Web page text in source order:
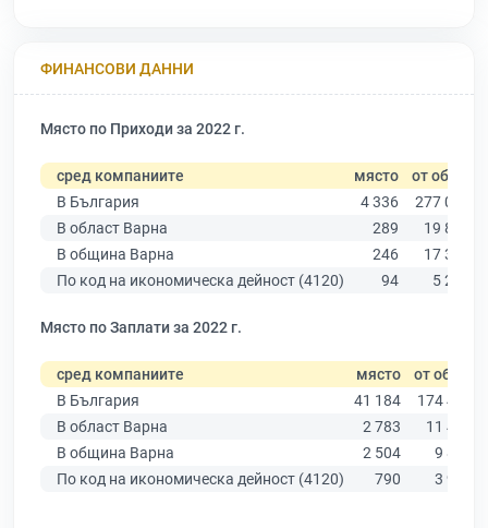
ФИНАНСОВИ ДАННИ
Място по Приходи за 2022 г.
сред компаниите място от общо
В България
4 336
277 019
В област Варна
289
19 882
В община Варна
246
17 349
По код на икономическа дейност (4120)
94 5 291
Място по Заплати за 2022 г.
сред компаниите място от общо
В България
41 184
174 403
В област Варна
2 783
11 437
В община Варна
2 504
9 876
По код на икономическа дейност (4120)
790 3 927